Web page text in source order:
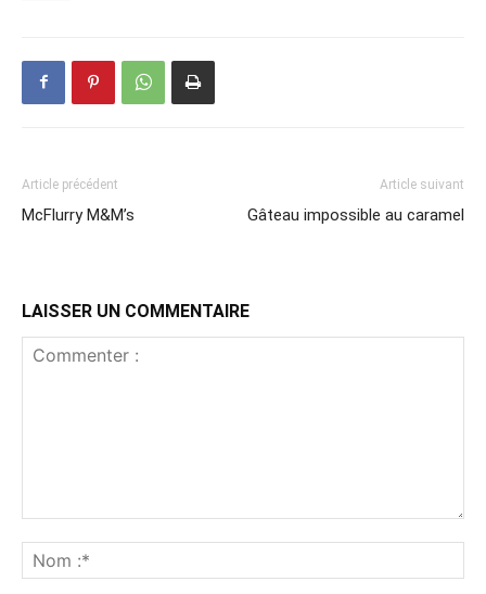
Article précédent
McFlurry M&M’s
Article suivant
Gâteau impossible au caramel
LAISSER UN COMMENTAIRE